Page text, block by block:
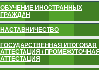
ОБУЧЕНИЕ ИНОСТРАННЫХ
ГРАЖДАН
НАСТАВНИЧЕСТВО
ГОСУДАРСТВЕННАЯ ИТОГОВАЯ
АТТЕСТАЦИЯ /
АТТЕСТАЦИЯ